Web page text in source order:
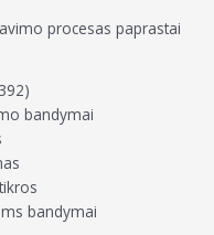
procesas paprastai
bandymai
bandymai